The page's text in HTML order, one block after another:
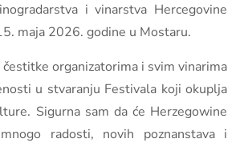
i vinarstva Hercegovine
maja 2026. godine u Mostaru.
organizatorima i svim vinarima
u stvaranju Festivala koji okuplja
Sigurna sam da će Herzegowine
radosti, novih poznanstava i